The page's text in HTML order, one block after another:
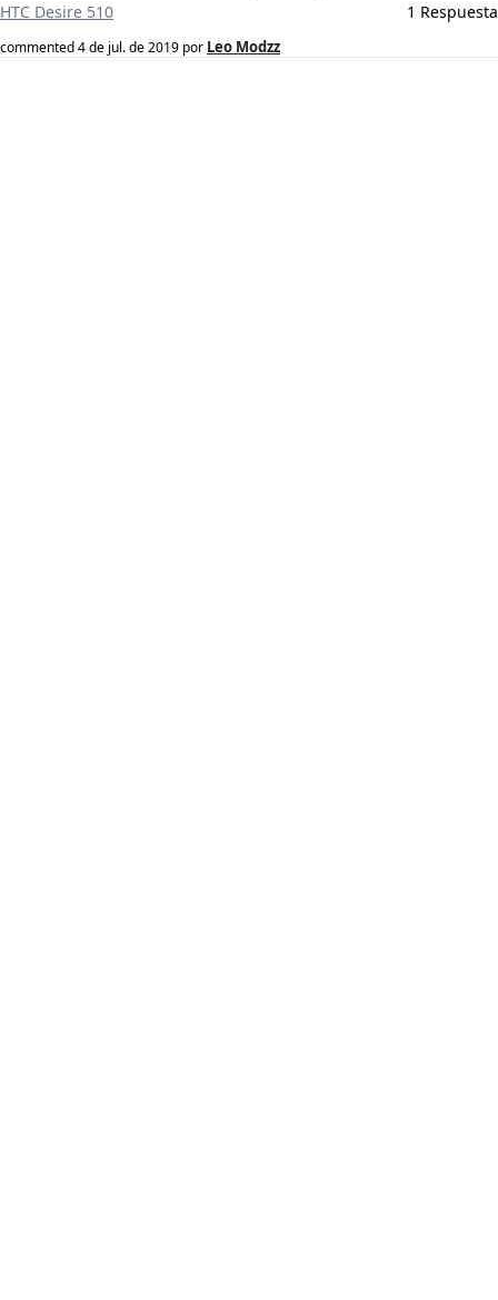
HTC Desire 510 1 Respuesta
commented4 de jul. de 2019 por Leo Modzz